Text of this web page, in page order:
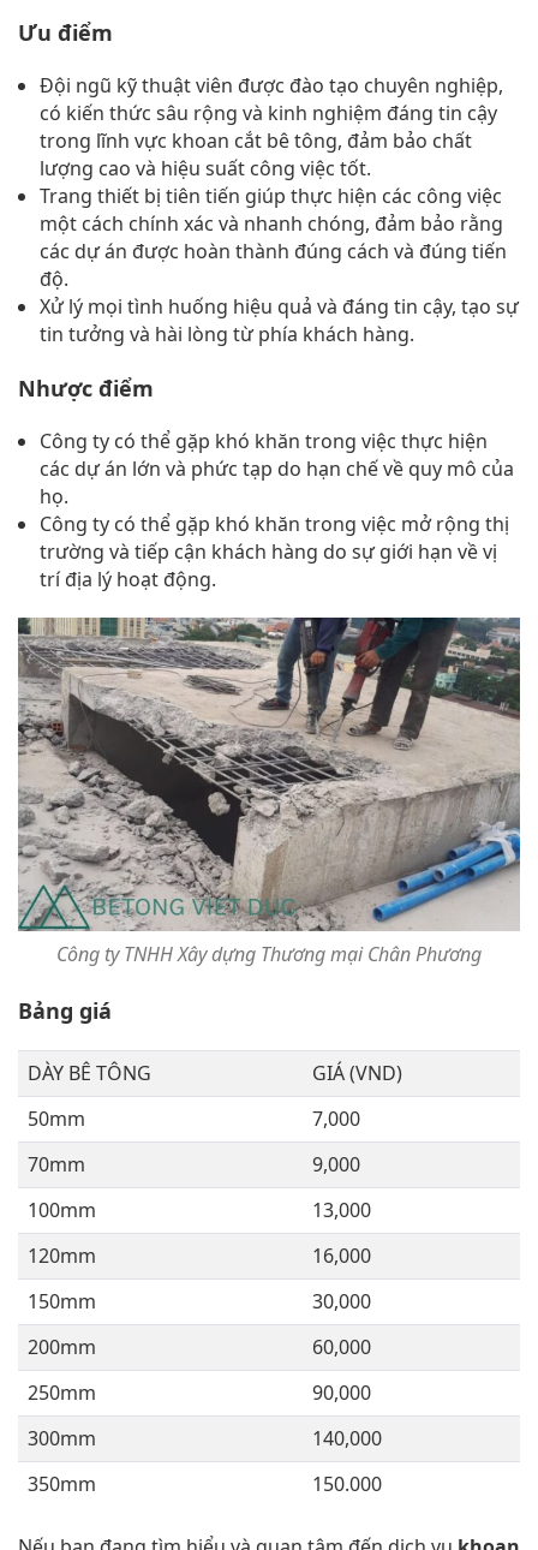
Ưu điểm
Đội ngũ kỹ thuật viên được đào tạo chuyên nghiệp,
có kiến thức sâu rộng và kinh nghiệm đáng tin cậy
trong lĩnh vực khoan cắt bê tông, đảm bảo chất
lượng cao và hiệu suất công việc tốt.
Trang thiết bị tiên tiến giúp thực hiện các công việc
một cách chính xác và nhanh chóng, đảm bảo rằng
các dự án được hoàn thành đúng cách và đúng tiến
độ.
Xử lý mọi tình huống hiệu quả và đáng tin cậy, tạo sự
tin tưởng và hài lòng từ phía khách hàng.
Nhược điểm
Công ty có thể gặp khó khăn trong việc thực hiện
các dự án lớn và phức tạp do hạn chế về quy mô của
họ.
Công ty có thể gặp khó khăn trong việc mở rộng thị
trường và tiếp cận khách hàng do sự giới hạn về vị
trí địa lý hoạt động.
Công ty TNHH Xây dựng Thương mại Chân Phương
Bảng giá
DÀY BÊ TÔNG
GIÁ (VND)
50mm
7,000
70mm
9,000
100mm
13,000
120mm
16,000
150mm
30,000
200mm
60,000
250mm
90,000
300mm
140,000
350mm
150.000